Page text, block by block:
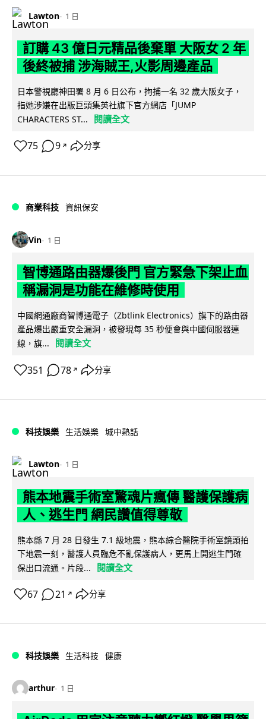
Lawton 1 日
訂購 43 億日元精品後棄單 大阪女 2 年
後終被捕 涉海賊王,火影周邊產品
日本警視廳神田署 8 月 6 日公布，拘捕一名 32 歲大阪女子，
指她涉嫌在出版巨頭集英社旗下官方網店「JUMP
CHARACTERS ST...
閱讀全文
75 9 ↗ 分享
商業科技 資訊保安
Vin 1 日
智博通路由器爆後門 官方緊急下架止血
稱漏洞是功能在維修時使用
中國網通廠商智博通電子（Zbtlink Electronics）旗下的路由器
產品爆出嚴重安全漏洞，被發現每 35 秒便會與中國伺服器連
線，旗...
閱讀全文
351 78 ↗ 分享
科技娛樂 生活娛樂 城中熱話
Lawton 1 日
熊本地震手術室驚魂片瘋傳 醫護保護病
人、逃生門 網民讚值得尊敬
熊本縣 7 月 28 日發生 7.1 級地震，熊本綜合醫院手術室鏡頭拍
下地震一刻，醫護人員臨危不亂保護病人，更馬上開逃生門確
保出口流通。片段...
閱讀全文
67 21 ↗ 分享
科技娛樂 生活科技 健康
arthur 1 日